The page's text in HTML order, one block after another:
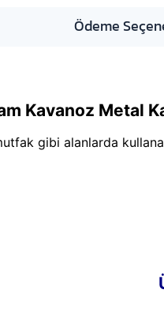
Ödeme
Kavanoz Metal
gibi alanlarda